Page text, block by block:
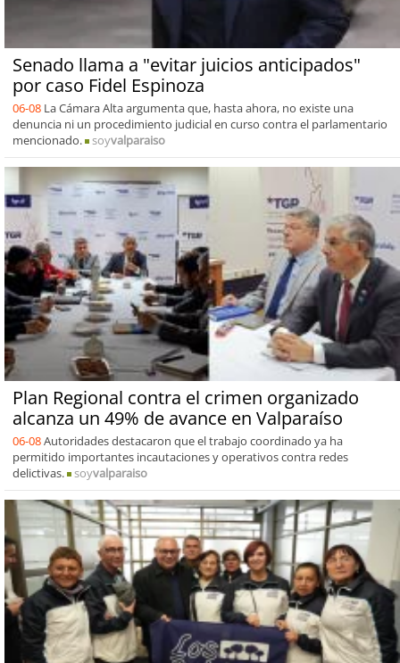
Senado llama a "evitar juicios anticipados"
por caso Fidel Espinoza
06-08 La Cámara Alta argumenta que, hasta ahora, no existe una
denuncia ni un procedimiento judicial en curso contra el parlamentario
mencionado.
soyvalparaiso
Plan Regional contra el crimen organizado
alcanza un 49% de avance en Valparaíso
06-08Autoridades destacaron que el trabajo coordinado ya ha
permitido importantes incautaciones y operativos contra redes
delictivas.
soyvalparaiso